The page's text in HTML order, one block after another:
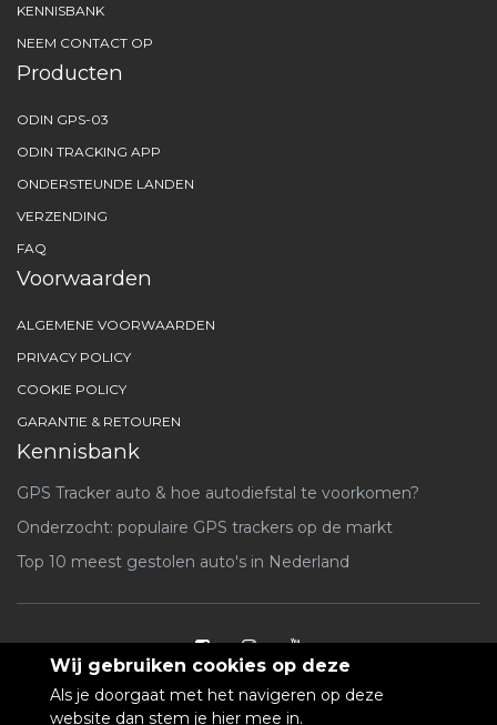
KENNISBANK
NEEM CONTACT OP
Producten
ODIN GPS-03
ODIN TRACKING APP
ONDERSTEUNDE LANDEN
VERZENDING
FAQ
Voorwaarden
ALGEMENE VOORWAARDEN
PRIVACY POLICY
COOKIE POLICY
GARANTIE & RETOUREN
Kennisbank
GPS Tracker auto & hoe autodiefstal te voorkomen?
Onderzocht: populaire GPS trackers op de markt
Top 10 meest gestolen auto's in Nederland
Copyright ©2026 ODIN Tracking Systems. Alle rechten voorbehouden.
Wij gebruiken cookies op deze
Als je doorgaat met het navigeren op deze
website dan stem je hier mee in.